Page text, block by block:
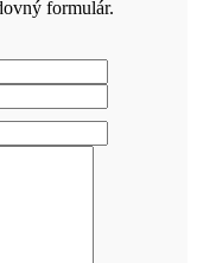
formulár.